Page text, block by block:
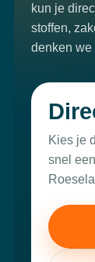
kun je
stoffen,
denken we
Kies je
snel